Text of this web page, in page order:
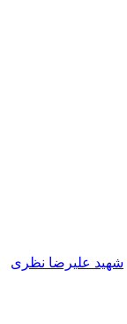
شهید علیرضا نظری